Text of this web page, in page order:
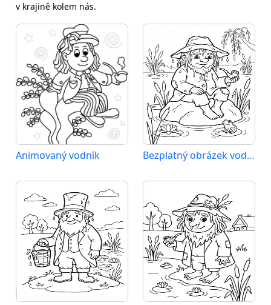
v krajině kolem nás.
Animovaný vodník Bezplatný obrázek vodníka